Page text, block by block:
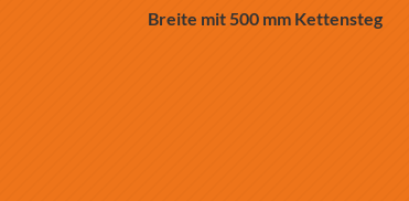
Breite mit 500 mm Kettensteg